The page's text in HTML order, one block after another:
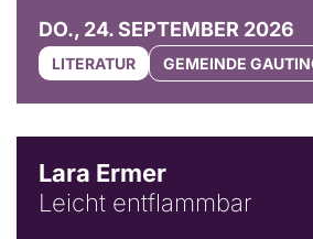
DO., 24. SEPTEMBER 2026
LITERATUR GEMEINDE
Lara Ermer
Leicht entflammbar